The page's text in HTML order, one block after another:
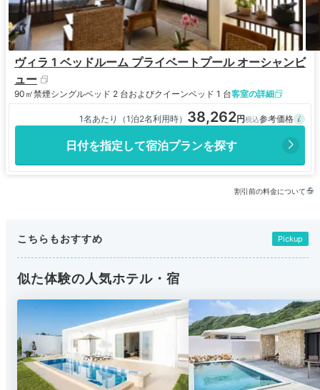
ヴィラ 1 ベッドルーム プライベートプール オーシャンビ
ュー
90㎡禁煙シングルベッド 2 台およびクイーンベッド 1 台客室の詳細
1名あたり（1泊2名利用時） 38,262
日付を指定して宿泊プランを探す
割引前の料金について
こちらもおすすめ Pickup
似た体験の人気ホテル・宿